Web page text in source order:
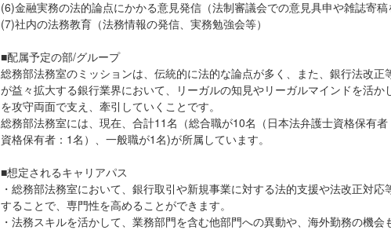
(6)金融実務の法的論点にかかる意見発信（法制審議会での意見具申や雑誌寄稿
(7)社内の法務教育（法務情報の発信、実務勉強会等）
■配属予定の部/グループ
総務部法務室のミッションは、伝統的に法的な論点が多く、また、銀行法改正
が益々拡大する銀行業界において、リーガルの知見やリーガルマインドを活か
を攻守両面で支え、牽引していくことです。
総務部法務室には、現在、合計11名（総合職が10名（日本法弁護士資格保有
資格保有者：1名）、一般職が1名)が所属しています。
■想定されるキャリアパス
・総務部法務室において、銀行取引や新規事業に対する法的支援や法改正対応
することで、専門性を高めることができます。
・法務スキルを活かして、業務部門を含む他部門への異動や、海外勤務の機会